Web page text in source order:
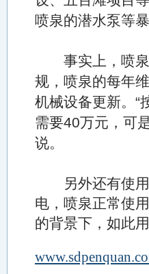
喷泉的潜水泵等
事实上，喷
规，喷泉的每年
机械设备更新。 “
需要40万元，可
说。
另外还有使
电，喷泉正常使
的背景下，如此